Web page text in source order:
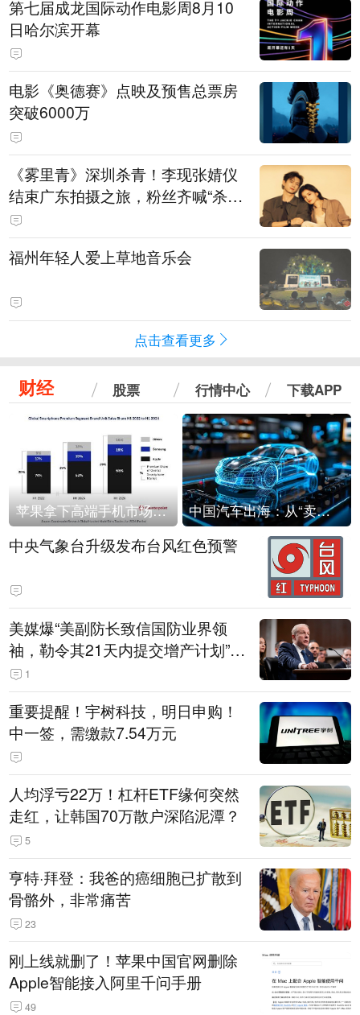
第七届成龙国际动作电影周8月10
日哈尔滨开幕
电影《奥德赛》点映及预售总票房
突破6000万
《雾里青》深圳杀青！李现张婧仪
结束广东拍摄之旅，粉丝齐喊“杀青
快乐”
福州年轻人爱上草地音乐会
点击查看更多
财经 股票 行情中心 下载APP
苹果拿下高端手机市场65%的份额：iPhone 17系列功不可没 中国汽车出海：从“卖出去”到“走进去”
中央气象台升级发布台风红色预警
美媒爆“美副防长致信国防业界领
袖，勒令其21天内提交增产计划”，
五角大楼回应
1
重要提醒！宇树科技，明日申购！
中一签，需缴款7.54万元
人均浮亏22万！杠杆ETF缘何突然
走红，让韩国70万散户深陷泥潭？
5
亨特·拜登：我爸的癌细胞已扩散到
骨骼外，非常痛苦
23
刚上线就删了！苹果中国官网删除
Apple智能接入阿里千问手册
49